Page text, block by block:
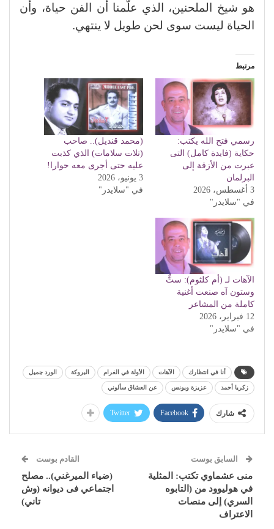
هو شيخ الملحنين، الذي علّمنا أن الفن حياة، وأن
الحياة ليست سوى لحن طويل لا ينتهي.
مرتبط
رسمي فتح الله يكتب:
حكاية (فايدة كامل) التى
عبرت من الأزقة إلى
البرلمان
3 أغسطس، 2026
في "سلايدر"
(محمد قنديل).. صاحب
(تلات سلامات) الذي كذبت
عليه حتى أجرى معه حوارا!
3 يونيو، 2026
في "سلايدر"
الآهات لـ (أم كلثوم): ستٌّ
وستون آه صنعت أغنية
كاملة من المشاعر
12 فبراير، 2026
في "سلايدر"
أنا في انتظارك الآهات الأولة في الغرام البروكة الورد جميل
زكريا أحمد عزيزة ويونس عن العشاق سألوني
شارك Facebook
Twitter
السابق بوست
منى عشماوي تكتب: المثلية
في هوليوود من (التابوه
السري) إلى منصات
الاعتراف
القادم بوست
(ضياء الميرغني).. مصلح
اجتماعي فى ديوانه (وش
تاني)